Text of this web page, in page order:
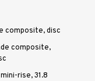
composite, disc
composite,
rise, 31.8